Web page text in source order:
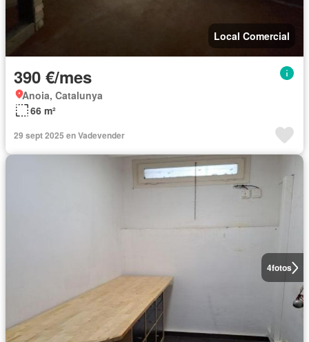
Local Comercial
390 €/mes
Anoia, Catalunya
66 m²
29 sept 2025 en Vadevender
4fotos